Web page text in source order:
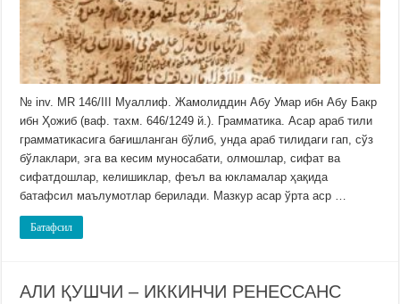
№ inv. MR 146/III Муаллиф. Жамолиддин Абу Умар ибн Абу Бакр
ибн Ҳожиб (ваф. тахм. 646/1249 й.). Грамматика. Асар араб тили
грамматикасига бағишланган бўлиб, унда араб тилидаги гап, сўз
бўлаклари, эга ва кесим муносабати, олмошлар, сифат ва
сифатдошлар, келишиклар, феъл ва юкламалар ҳақида
батафсил маълумотлар берилади. Мазкур асар ўрта аср …
Батафсил
АЛИ ҚУШЧИ – ИККИНЧИ РЕНЕССАНС